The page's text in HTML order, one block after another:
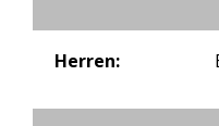
Herren: